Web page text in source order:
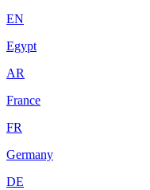
EN
Egypt
AR
France
FR
Germany
DE